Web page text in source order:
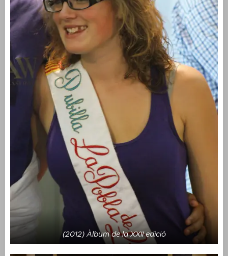
(2012) Àlbum de la XXII edició